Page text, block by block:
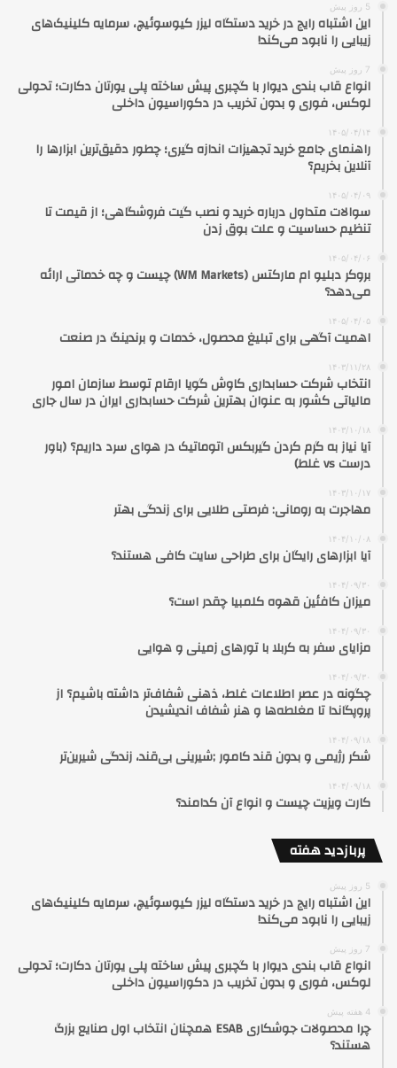
5 روز پیش
این اشتباه رایج در خرید دستگاه لیزر کیوسوئیچ، سرمایه کلینیک‌های
زیبایی را نابود می‌کند!
7 روز پیش
انواع قاب بندی دیوار با گچبری پیش ساخته پلی یورتان دکارت؛ تحولی
لوکس، فوری و بدون تخریب در دکوراسیون داخلی
۱۴۰۵/۰۴/۱۴
راهنمای جامع خرید تجهیزات اندازه گیری؛ چطور دقیق‌ترین ابزارها را
آنلاین بخریم؟
۱۴۰۵/۰۴/۰۹
سوالات متداول درباره خرید و نصب گیت فروشگاهی؛ از قیمت تا
تنظیم حساسیت و علت بوق زدن
۱۴۰۵/۰۴/۰۶
بروکر دبلیو ام مارکتس (WM Markets) چیست و چه خدماتی ارائه
می‌دهد؟
۱۴۰۵/۰۴/۰۵
اهمیت آگهی برای تبلیغ محصول، خدمات و برندینگ در صنعت
۱۴۰۳/۱۱/۲۸
انتخاب شرکت حسابداری کاوش گویا ارقام توسط سازمان امور
مالیاتی کشور به عنوان بهترین شرکت حسابداری ایران در سال جاری
۱۴۰۳/۱۰/۱۸
آیا نیاز به گرم کردن گیربکس اتوماتیک در هوای سرد داریم؟ (باور
درست vs غلط)
۱۴۰۳/۱۰/۱۷
مهاجرت به رومانی: فرصتی طلایی برای زندگی بهتر
۱۴۰۴/۱۰/۰۸
آیا ابزارهای رایگان برای طراحی سایت کافی هستند؟
۱۴۰۴/۰۹/۳۰
میزان کافئین قهوه کلمبیا چقدر است؟
۱۴۰۴/۰۹/۳۰
مزایای سفر به کربلا با تورهای زمینی و هوایی
۱۴۰۴/۰۹/۳۰
چگونه در عصر اطلاعات غلط، ذهنی شفاف‌تر داشته باشیم؟ از
پروپگاندا تا مغلطه‌ها و هنر شفاف اندیشیدن
۱۴۰۴/۰۹/۱۸
شکر رژیمی و بدون قند کامور ;شیرینی بی‌قند، زندگی شیرین‌تر
۱۴۰۴/۰۹/۱۸
کارت ویزیت چیست و انواع آن کدامند؟
پربازدید هفته
5 روز پیش
این اشتباه رایج در خرید دستگاه لیزر کیوسوئیچ، سرمایه کلینیک‌های
زیبایی را نابود می‌کند!
7 روز پیش
انواع قاب بندی دیوار با گچبری پیش ساخته پلی یورتان دکارت؛ تحولی
لوکس، فوری و بدون تخریب در دکوراسیون داخلی
4 هفته پیش
چرا محصولات جوشکاری ESAB همچنان انتخاب اول صنایع بزرگ
هستند؟